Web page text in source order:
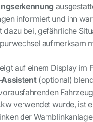
informiert und ihn
dazu bei, gefährliche
aufmerksam
auf einem Display im
Assistent(optional)
verwendet wurde, ist
der